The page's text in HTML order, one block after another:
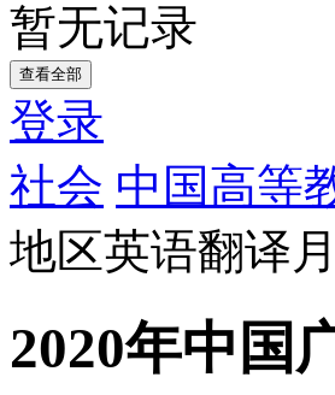
暂无记录
查看全部
登录
社会 中国高等
地区英语翻译
2020年中国